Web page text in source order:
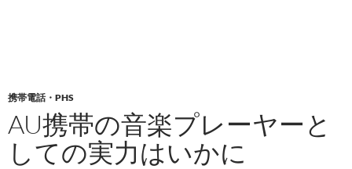
携帯電話・PHS
AU携帯の音楽プレーヤーと
しての実力はいかに